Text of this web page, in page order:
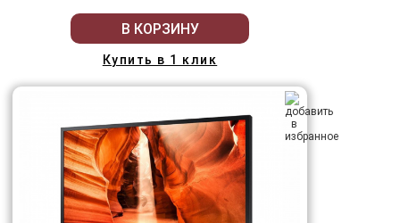
В КОРЗИНУ
Купить в 1 клик